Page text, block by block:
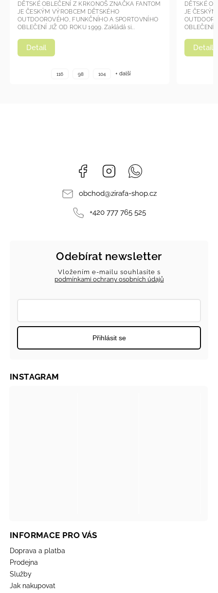
Detail
DĚTSKÉ OBLEČENÍ Z KRKONOŠ ZNAČKA FANTOM
JE ČESKÝM VÝROBCEM DĚTSKÉHO
OUTDOOROVÉHO, FUNKČNÍHO A SPORTOVNÍHO
OBLEČENÍ JIŽ OD ROKU 1999. Zakládá si...
116 98 104 + další
Detail
DĚTSKÉ
JE
OBLEČENÍ
Facebook Instagram
obchod@zirafa-shop.cz
+420 777 765 525
Odebírat newsletter
Vložením e-mailu souhlasíte s
podmínkami ochrany osobních údajů
Přihlásit se
INFORMACE PRO VÁS
Doprava a platba
Prodejna
Služby
Jak nakupovat
INSTAGRAM